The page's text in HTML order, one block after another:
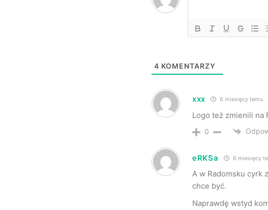
4 KOMENTARZY
xxx 6 miesięcy temu
Logo też zmienili na
0
eRKSa 6 miesięcy
A w Radomsku cyrk
chce być.
Naprawdę wstyd